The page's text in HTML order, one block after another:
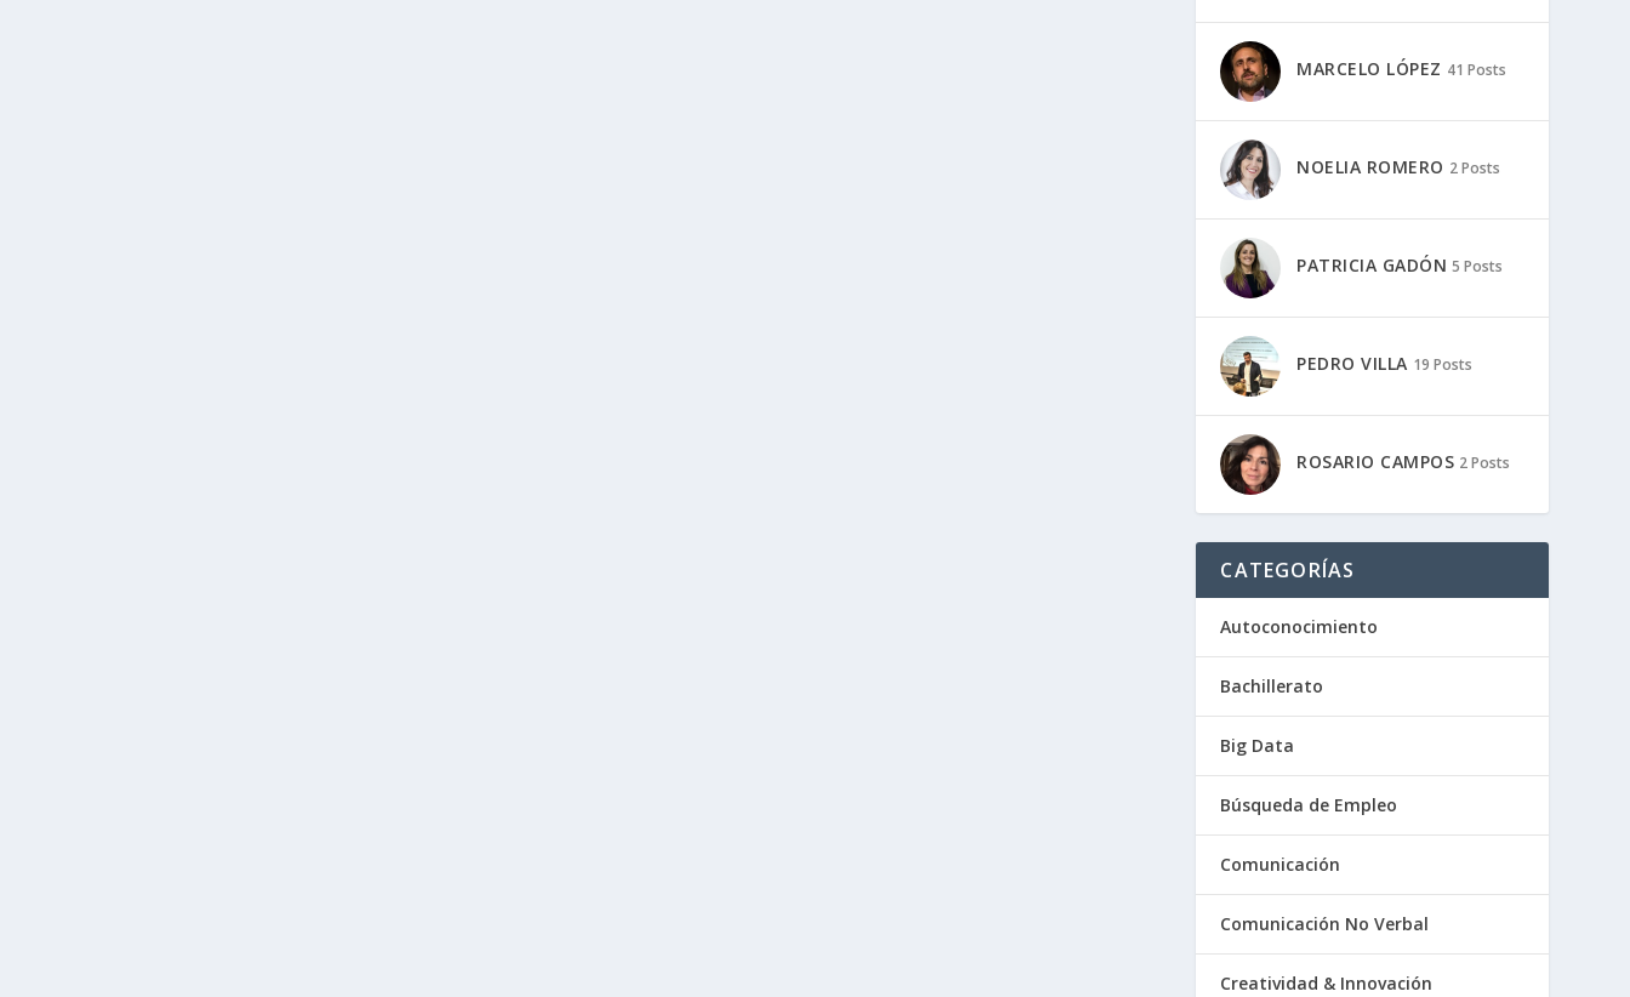
MARCELO LÓPEZ 41 Posts
NOELIA ROMERO 2 Posts
PATRICIA GADÓN 5 Posts
PEDRO VILLA 19 Posts
ROSARIO CAMPOS 2 Posts
CATEGORÍAS
Autoconocimiento
Bachillerato
Big Data
Búsqueda de Empleo
Comunicación
Comunicación No Verbal
Creatividad & Innovación